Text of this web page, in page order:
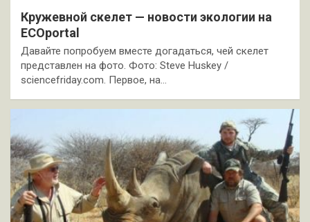
Кружевной скелет — новости экологии на
ECOportal
Давайте попробуем вместе догадаться, чей скелет
представлен на фото. Фото: Steve Huskey /
sciencefriday.com. Первое, на…